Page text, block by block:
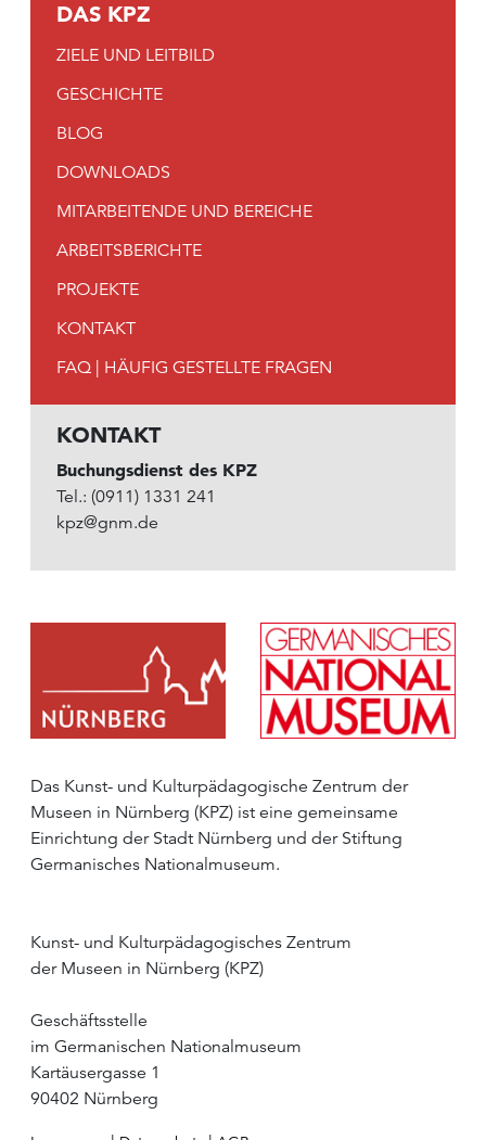
DAS KPZ
ZIELE UND LEITBILD
GESCHICHTE
BLOG
DOWNLOADS
MITARBEITENDE UND BEREICHE
ARBEITSBERICHTE
PROJEKTE
KONTAKT
FAQ | HÄUFIG GESTELLTE FRAGEN
KONTAKT
Buchungsdienst des KPZ
Tel.: (0911) 1331 241
kpz@gnm.de
Das Kunst- und Kulturpädagogische Zentrum der
Museen in Nürnberg (KPZ) ist eine gemeinsame
Einrichtung der Stadt Nürnberg und der Stiftung
Germanisches Nationalmuseum.
Kunst- und Kulturpädagogisches Zentrum
der Museen in Nürnberg (KPZ)
Geschäftsstelle
im Germanischen Nationalmuseum
Kartäusergasse 1
90402 Nürnberg